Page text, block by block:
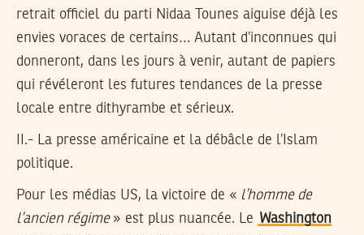
retrait officiel du parti Nidaa Tounes aiguise déjà les
envies voraces de certains… Autant d’inconnues qui
donneront, dans les jours à venir, autant de papiers
qui révéleront les futures tendances de la presse
locale entre dithyrambe et sérieux.
II.- La presse américaine et la débâcle de l’Islam
politique.
Pour les médias US, la victoire de « l’homme de
l’ancien régime » est plus nuancée. Le Washington